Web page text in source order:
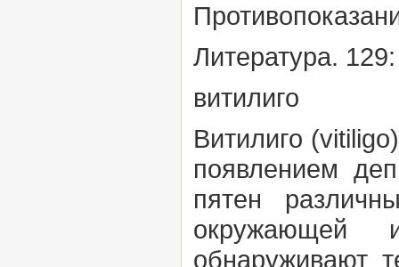
Литература.
витилиго
Витилиго
появлением
пятен
окружающей
обнаруживают